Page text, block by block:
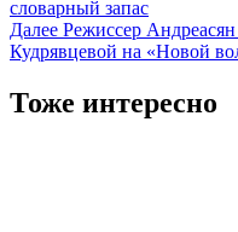
записи
словарный запас
Далее Режиссер
Кудрявцевой на «Новой
Тоже интересно